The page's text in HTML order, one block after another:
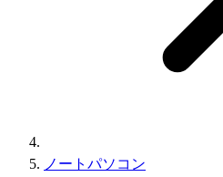
ノートパソコン